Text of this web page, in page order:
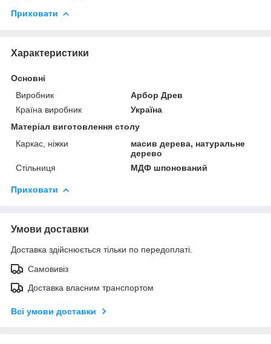
Приховати
Характеристики
Основні
Виробник
Арбор Древ
Країна виробник
Україна
Матеріал виготовлення столу
Каркас, ніжки
масив дерева, натуральне
дерево
Стільниця
МДФ шпонований
Приховати
Умови доставки
Доставка здійснюється тільки по передоплаті.
Самовивіз
Доставка власним транспортом
Всі умови доставки